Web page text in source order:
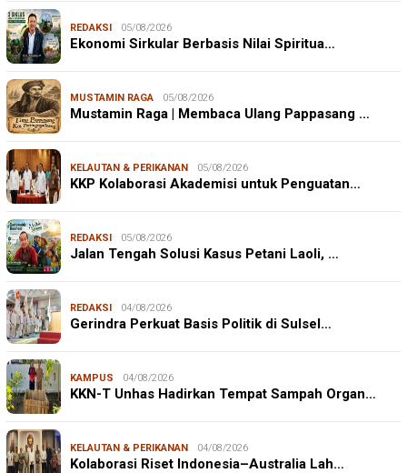
REDAKSI 05/08/2026
Ekonomi Sirkular Berbasis Nilai Spiritua…
MUSTAMIN RAGA 05/08/2026
Mustamin Raga | Membaca Ulang Pappasang …
KELAUTAN & PERIKANAN 05/08/2026
KKP Kolaborasi Akademisi untuk Penguatan…
REDAKSI 05/08/2026
Jalan Tengah Solusi Kasus Petani Laoli, …
REDAKSI 04/08/2026
Gerindra Perkuat Basis Politik di Sulsel…
KAMPUS 04/08/2026
KKN-T Unhas Hadirkan Tempat Sampah Organ…
KELAUTAN & PERIKANAN 04/08/2026
Kolaborasi Riset Indonesia–Australia Lah…